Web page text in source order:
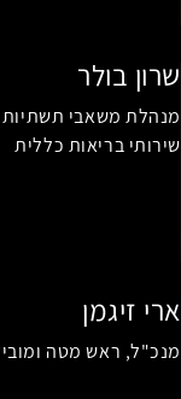
שרון בולר
מנהלת משאבי תשתיות
שירותי בריאות כללית
ארי זיגמן
מנכ"ל, ראש מטה